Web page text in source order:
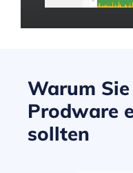
Warum
Prodware
sollten